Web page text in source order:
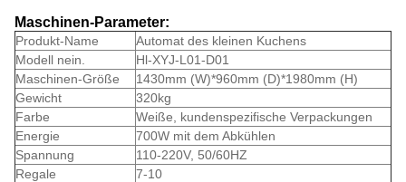
Maschinen-Parameter:
Produkt-Name
Automat des kleinen Kuchens
Modell nein.
Hl-XYJ-L01-D01
Maschinen-Größe
1430mm (W)*960mm (D)*1980mm (H)
Gewicht
320kg
Farbe
Weiße, kundenspezifische Verpackungen
Energie
700W mit dem Abkühlen
Spannung
110-220V, 50/60HZ
Regale
7-10